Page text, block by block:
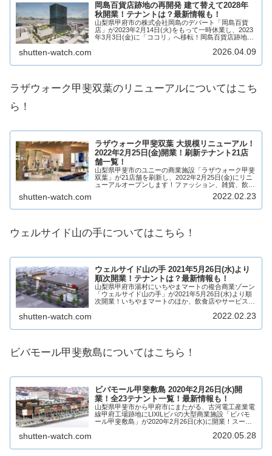
岡島百貨店跡地の再開発 建て替えて2028年
秋開業！テナントは？最新情報も！
山梨県甲府市の株式会社岡島のデパート「岡島百貨
店」が2023年2月14日(火)をもって一時休業し、2023
年3月3日(金)に「ココリ」へ移転！岡島百貨店跡地に
shutten-watch.com 2026.04.09
ラザウォーク甲斐双葉のリニューアルについてはこち
ら！
ラザウォーク甲斐双葉 大規模リニューアル！
2022年2月25日(金)開業！刷新テナント21店
舗一覧！
山梨県甲斐市のユニーの商業施設「ラザウォーク甲斐
双葉」が21店舗を刷新し、2022年2月25日(金)にリニ
ューアルオープンします！ファッション、雑貨、飲食
店、サービス店など21店舗が開業し、リニューアルが
完了します！そんな、ラザウォーク甲斐...
shutten-watch.com 2022.02.23
ウェルサイド山の手についてはこちら！
ウェルサイド山の手 2021年5月26日(水)より
順次開業！テナントは？最新情報も！
山梨県甲府市湯村にいちやまマートの複合商業ゾーン
「ウェルサイド山の手」が2021年5月26日(水)より順
次開業！いちやまマートのほか、飲食店やサービス店
手がどのような商業施設になるのか、テナン...
shutten-watch.com 2022.02.23
ビバモール甲斐敷島についてはこちら！
ビバモール甲斐敷島 2020年2月26日(水)開
業！全23テナント一覧！最新情報も！
山梨県甲斐市から甲府市にまたがる、古河電工産業電
線甲府工場跡地にLIXILビバの大型商業施設「ビバモ
ール甲斐敷島」が2020年2月26日(水)に開業！スーパ
shutten-watch.com 2020.05.28